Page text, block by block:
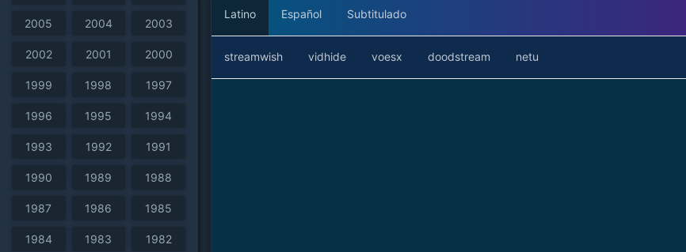
2005 2004 2003
2002 2001 2000
1999 1998 1997
1996 1995 1994
1993 1992 1991
1990 1989 1988
1987 1986 1985
1984 1983 1982
Latino Español Subtitulado
streamwish vidhide voesx doodstream netu